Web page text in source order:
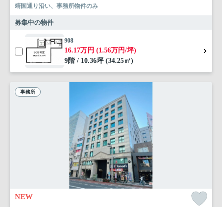
靖国通り沿い、事務所物件のみ
募集中の物件
908
16.17万円 (1.56万円/坪)
9階 / 10.36坪 (34.25㎡)
事務所
NEW